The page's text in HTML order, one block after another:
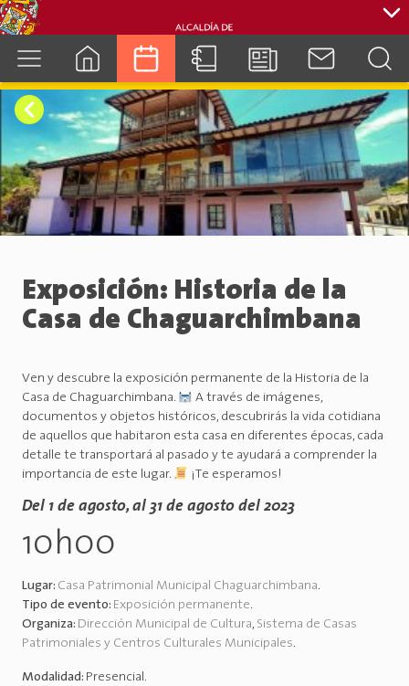
cuenca.gob.ec
Exposición: Historia de la
Casa de Chaguarchimbana
Ven y descubre la exposición permanente de la Historia de la
Casa de Chaguarchimbana.
A través de imágenes,
documentos y objetos históricos, descubrirás la vida cotidiana
de aquellos que habitaron esta casa en diferentes épocas, cada
detalle te transportará al pasado y te ayudará a comprender la
importancia de este lugar.
¡Te esperamos!
Del 1 de agosto, al 31 de agosto del 2023
10h00
Lugar: Casa Patrimonial Municipal Chaguarchimbana.
Tipo de evento: Exposición permanente.
Organiza: Dirección Municipal de Cultura, Sistema de Casas
Patrimoniales y Centros Culturales Municipales.
Modalidad: Presencial.